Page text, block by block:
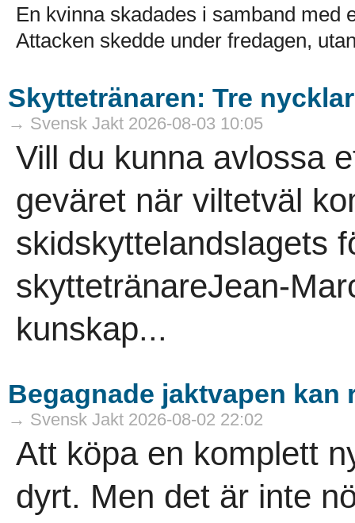
En kvinna skadades i samband med
Attacken skedde under fredagen,
Skyttetränaren: Tre
→ Svensk Jakt 2026-08-03 10:05
Vill du kunna avlossa
geväret när viltetväl
skidskyttelandslagets
skyttetränareJean-
kunskap...
Begagnade jaktvapen kan
→ Svensk Jakt 2026-08-02 22:02
Att köpa en komplett
dyrt. Men det är inte